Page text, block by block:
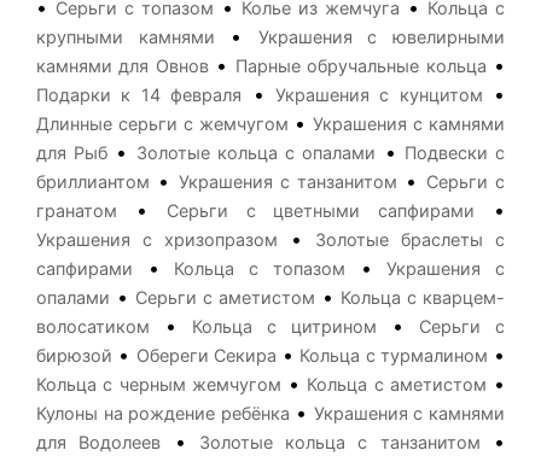
• Серьги с топазом • Колье из жемчуга • Кольца с
крупными камнями
• Украшения с ювелирными
камнями для Овнов• Парные обручальные кольца •
Подарки к 14 февраля • Украшения с кунцитом •
Длинные серьги с жемчугом •Украшения с камнями
для Рыб • Золотые кольца с опалами • Подвески с
бриллиантом • Украшения с танзанитом •
Серьги с
гранатом
• Серьги с цветными сапфирами •
Украшения с хризопразом •
Золотые браслеты с
сапфирами
• Кольца с топазом •Украшения с
опалами • Серьги с аметистом • Кольца с кварцем-
волосатиком
• Кольца с цитрином •
Серьги с
бирюзой • Обереги Секира • Кольца с турмалином •
Кольца с черным жемчугом • Кольца с аметистом •
Кулоны на рождение ребёнка • Украшения с камнями
для Водолеев
• Золотые кольца с танзанитом •